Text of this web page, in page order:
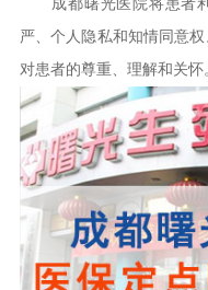
成都曙光医院将患者利
严、个人隐私和知情同意
对患者的尊重、理解和关怀